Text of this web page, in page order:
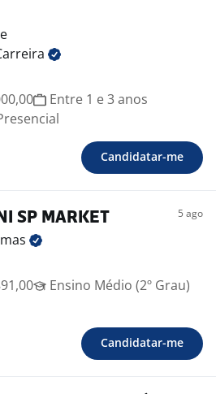
Entre 1 e 3 anos
Candidatar-me
SP MARKET 5 ago
Ensino Médio (2º Grau)
Candidatar-me